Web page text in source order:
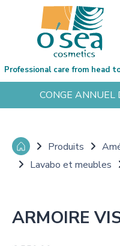
Professional care from head
CONGE
Produits
Lavabo et meubles
ARMOIRE